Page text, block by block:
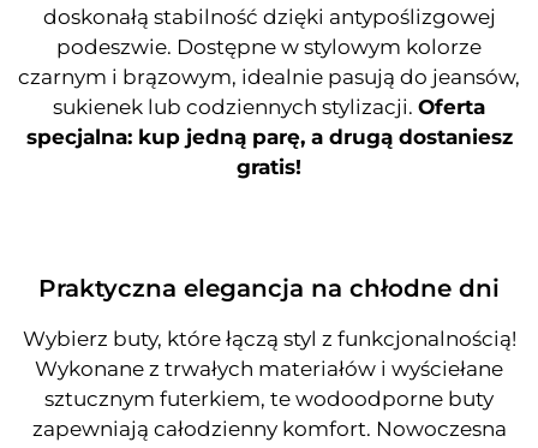
doskonałą stabilność dzięki antypoślizgowej
podeszwie. Dostępne w stylowym kolorze
czarnym i brązowym, idealnie pasują do jeansów,
sukienek lub codziennych stylizacji. Oferta
specjalna: kup jedną parę, a drugą dostaniesz
gratis!
Praktyczna elegancja na chłodne dni
Wybierz buty, które łączą styl z funkcjonalnością!
Wykonane z trwałych materiałów i wyściełane
sztucznym futerkiem, te wodoodporne buty
zapewniają całodzienny komfort. Nowoczesna